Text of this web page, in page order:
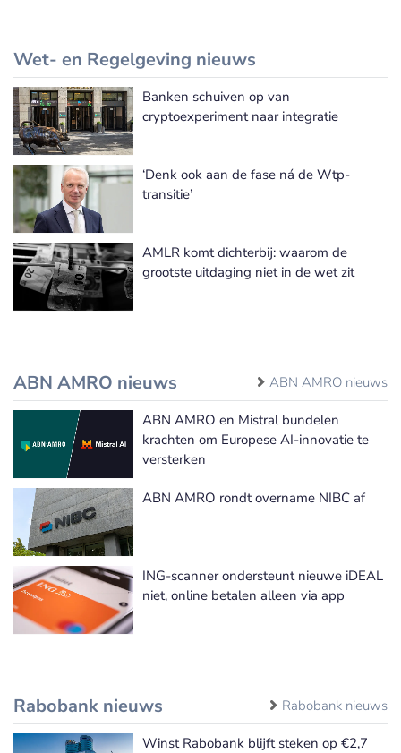
Wet- en Regelgeving nieuws
Meer Wet- en Regelgeving nieuws
Banken schuiven op van
cryptoexperiment naar integratie
‘Denk ook aan de fase ná de Wtp-
transitie’
AMLR komt dichterbij: waarom de
grootste uitdaging niet in de wet zit
ABN AMRO nieuws ABN AMRO nieuws
ABN AMRO en Mistral bundelen
krachten om Europese AI-innovatie te
versterken
ABN AMRO rondt overname NIBC af
ING-scanner ondersteunt nieuwe iDEAL
niet, online betalen alleen via app
Rabobank nieuws Rabobank nieuws
Winst Rabobank blijft steken op €2,7